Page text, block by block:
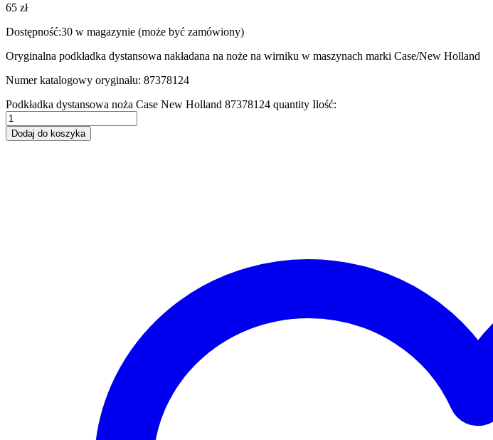
65 zł
Dostępność:30 w magazynie (może być zamówiony)
Oryginalna podkładka dystansowa nakładana na noże na wirniku w maszynach marki Case/New Holland
Numer katalogowy oryginału: 87378124
Podkładka dystansowa noża Case New Holland 87378124 quantity Ilość:
Dodaj do koszyka